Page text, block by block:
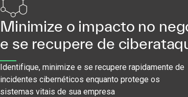
Minimize o impacto no
e se recupere de
Identifique, minimize e se recupere rapidamente de
incidentes cibernéticos enquanto protege os
sistemas vitais de sua empresa